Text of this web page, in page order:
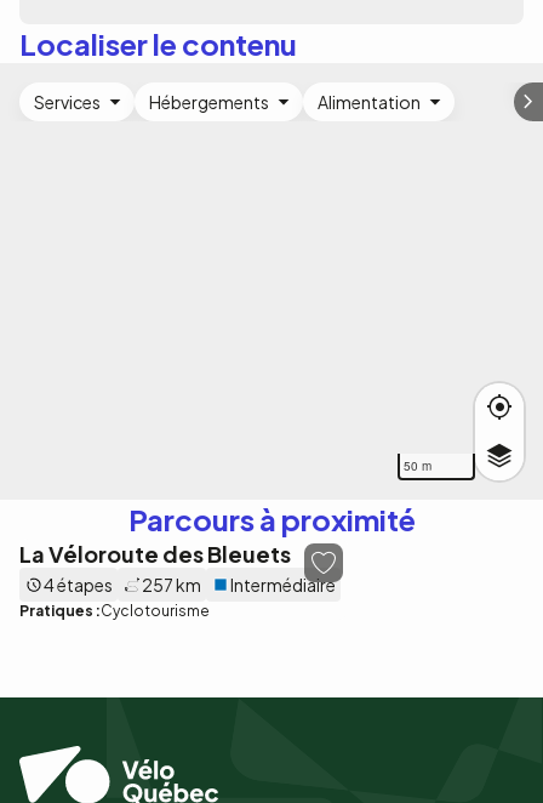
Localiser le contenu
50 m
Services Hébergements Alimentation
Parcours à proximité
La Véloroute des Bleuets
4 étapes 257 km Intermédiaire
Pratiques :Cyclotourisme